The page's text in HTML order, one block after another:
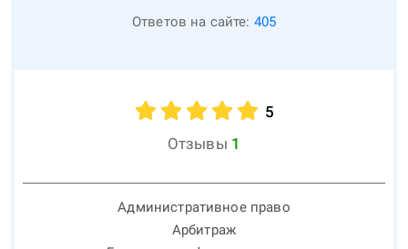
Ответов на сайте: 405
5
Отзывы 1
Административное право
Арбитраж